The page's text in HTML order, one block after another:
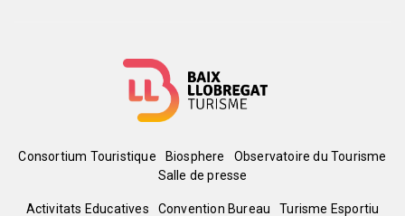
Menú
del
Consortium Touristique Biosphere
Observatoire du Tourisme
Salle de presse
Activitats Educatives Convention Bureau Turisme Esportiu